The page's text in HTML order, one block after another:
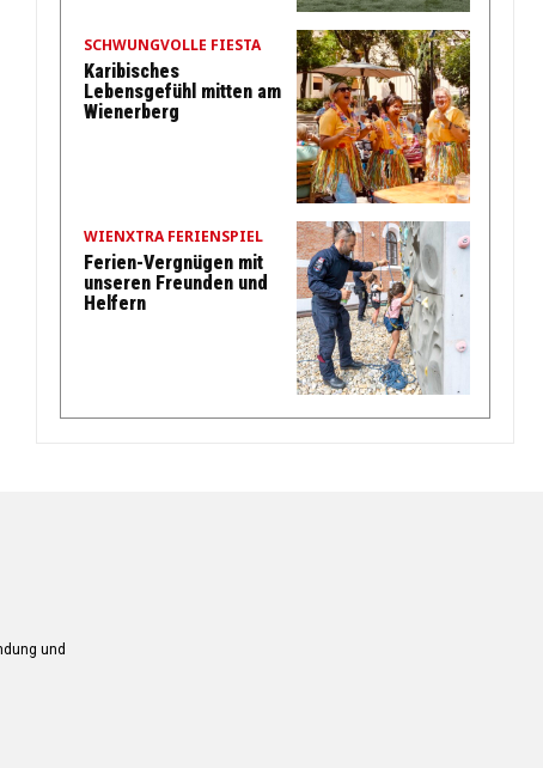
SCHWUNGVOLLE FIESTA
Karibisches
Lebensgefühl mitten am
Wienerberg
WIENXTRA FERIENSPIEL
Ferien-Vergnügen mit
unseren Freunden und
Helfern
und